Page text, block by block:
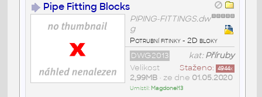
Pipe Fitting Blocks
PIPING-FITTINGS.dw
g
Potrubní fitinky - 2D bloky
kat:Příruby
DWG2013
Staženo: 4944x
Velikost
2,99MB• ze dne 01.05.2020
Umístil: Magdonel13